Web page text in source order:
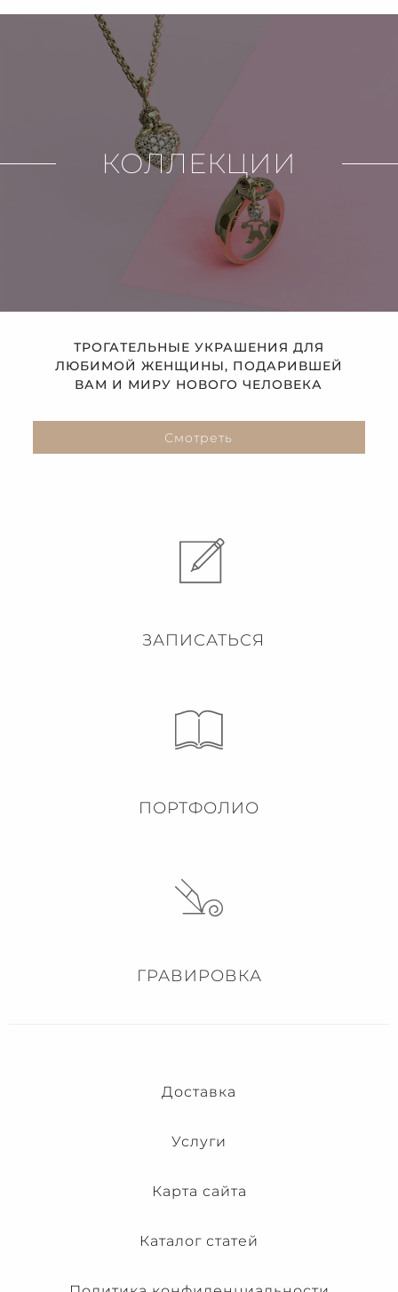
КОЛЛЕКЦИИ
ТРОГАТЕЛЬНЫЕ УКРАШЕНИЯ ДЛЯ
ЛЮБИМОЙ ЖЕНЩИНЫ, ПОДАРИВШЕЙ
ВАМ И МИРУ НОВОГО ЧЕЛОВЕКА
Смотреть
ЗАПИСАТЬСЯ
ПОРТФОЛИО
ГРАВИРОВКА
Доставка
Услуги
Карта сайта
Каталог статей